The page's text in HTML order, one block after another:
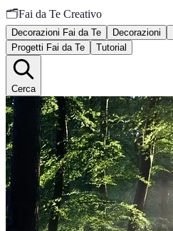
🗂️Fai da Te Creativo
Decorazioni Fai da Te Decorazioni
Progetti Fai da Te
Tutorial
Cerca